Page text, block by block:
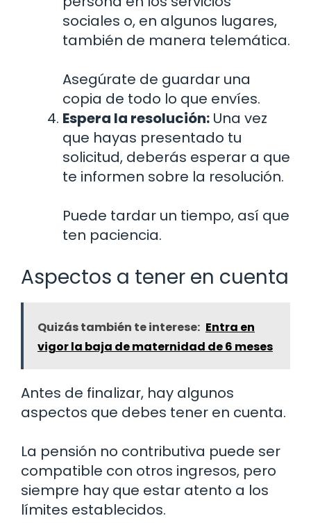
sociales o, en algunos lugares,
también de manera telemática.
Asegúrate de guardar una
copia de todo lo que envíes.
Espera la resolución: Una vez
que hayas presentado tu
solicitud, deberás esperar a que
te informen sobre la resolución.
Puede tardar un tiempo, así que
ten paciencia.
Aspectos a tener en cuenta
Quizás también te interese: Entra en
vigor la baja de maternidad de 6 meses
Antes de finalizar, hay algunos
aspectos que debes tener en cuenta.
La pensión no contributiva puede ser
compatible con otros ingresos, pero
siempre hay que estar atento a los
límites establecidos.